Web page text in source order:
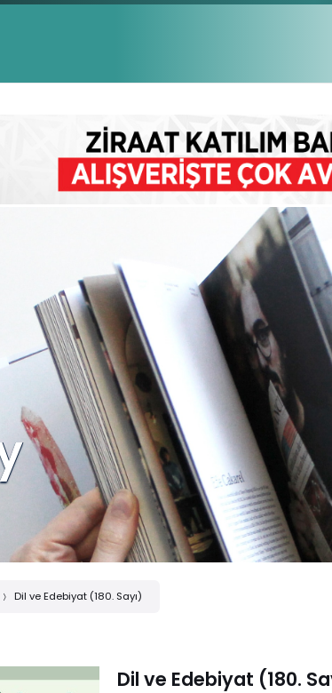
Dil ve Edebiyat (180. Sayı)
Dil ve Edebiyat (180.